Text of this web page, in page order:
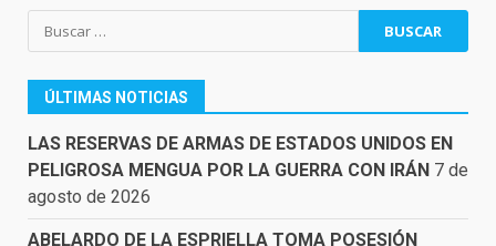
Buscar:
ÚLTIMAS NOTICIAS
LAS RESERVAS DE ARMAS DE ESTADOS UNIDOS EN
PELIGROSA MENGUA POR LA GUERRA CON IRÁN 7 de
agosto de 2026
ABELARDO DE LA ESPRIELLA TOMA POSESIÓN